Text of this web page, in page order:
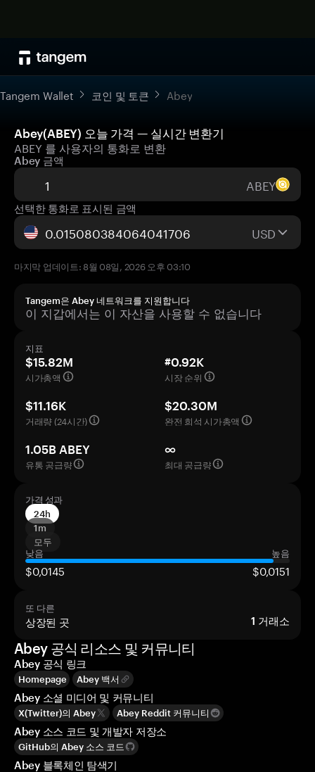
Tangem Wallet 코인 및 토큰 Abey
Abey(ABEY) 오늘 가격 — 실시간 변환기
ABEY 를 사용자의 통화로 변환
Abey 금액
ABEY
선택한 통화로 표시된 금액
USD
마지막 업데이트: 8월 08일, 2026 오후 03:10
Tangem은 Abey 네트워크를 지원합니다
이 지갑에서는 이 자산을 사용할 수 없습니다
지표
$15.82M
시가총액
#0.92K
시장 순위
$11.16K
거래량 (24시간)
$20.30M
완전 희석 시가총액
1.05B ABEY
유통 공급량
∞
최대 공급량
가격 성과
24h
1m
모두
낮음
높음
$0,0145 $0,0151
또 다른
상장된 곳 1 거래소
Abey 공식 리소스 및 커뮤니티
Abey 공식 링크
Homepage Abey 백서
Abey 소셜 미디어 및 커뮤니티
X(Twitter)의 Abey Abey Reddit 커뮤니티
Abey 소스 코드 및 개발자 저장소
GitHub의 Abey 소스 코드
Abey 블록체인 탐색기